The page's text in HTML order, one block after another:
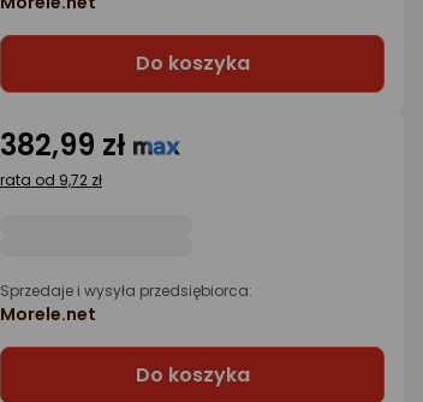
Do koszyka
382,99 zł
rata od 9,72 zł
Sprzedaje i wysyła przedsiębiorca:
Morele.net
Do koszyka